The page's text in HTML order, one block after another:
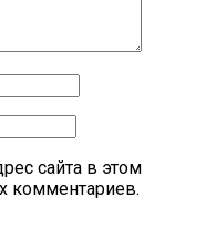
сайта в этом
комментариев.